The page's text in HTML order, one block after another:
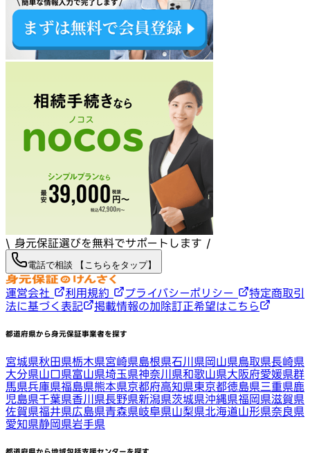
\ 身元保証選びを無料でサポートします /
電話で相談 【こちらをタップ】
運営会社 利用規約 プライバシーポリシー
特定商取引
法に基づく表記
掲載情報の加除訂正希望はこちら
都道府県から身元保証事業者を探す
宮城県秋田県栃木県宮崎県島根県石川県岡山県鳥取県長崎県
大分県山口県富山県埼玉県神奈川県和歌山県大阪府愛媛県群
馬県兵庫県福島県熊本県京都府高知県東京都徳島県三重県鹿
児島県千葉県香川県長野県新潟県茨城県沖縄県福岡県滋賀県
佐賀県福井県広島県青森県岐阜県山梨県北海道山形県奈良県
愛知県静岡県岩手県